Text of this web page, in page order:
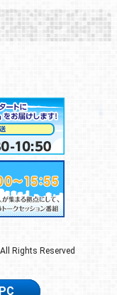
Rights Reserved